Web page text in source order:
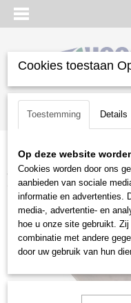
Inloggen Registreren
Home >Groot materieel>
agri TS 250
Cookies toestaan
Toestemming Details
Op deze website
Cookies worden door ons
aanbieden van sociale
informatie en advertenties.
media-, advertentie- en
hoe u onze site gebruikt.
combinatie met andere
door uw gebruik van hun